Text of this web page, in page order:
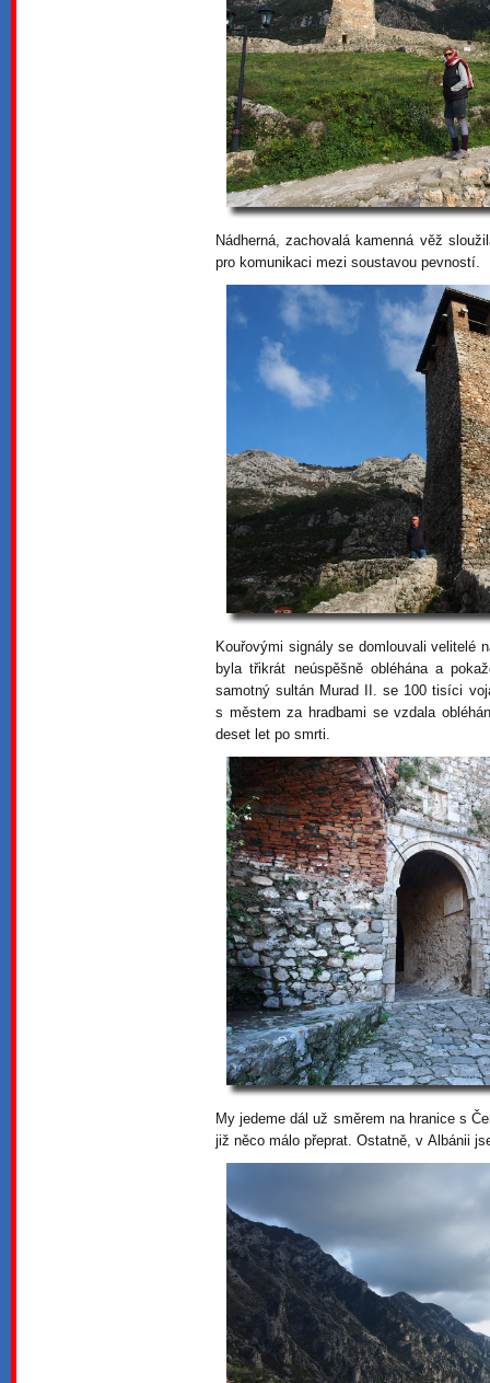
Nádherná, zachovalá kamenná věž
pro komunikaci mezi soustavou pevností.
Kouřovými signály se domlouvali velitelé
byla třikrát neúspěšně obléhána a
samotný sultán Murad II. se 100 tisíci
s městem za hradbami se vzdala
deset let po smrti.
My jedeme dál už směrem na hranice s
již něco málo přeprat. Ostatně, v Albánii